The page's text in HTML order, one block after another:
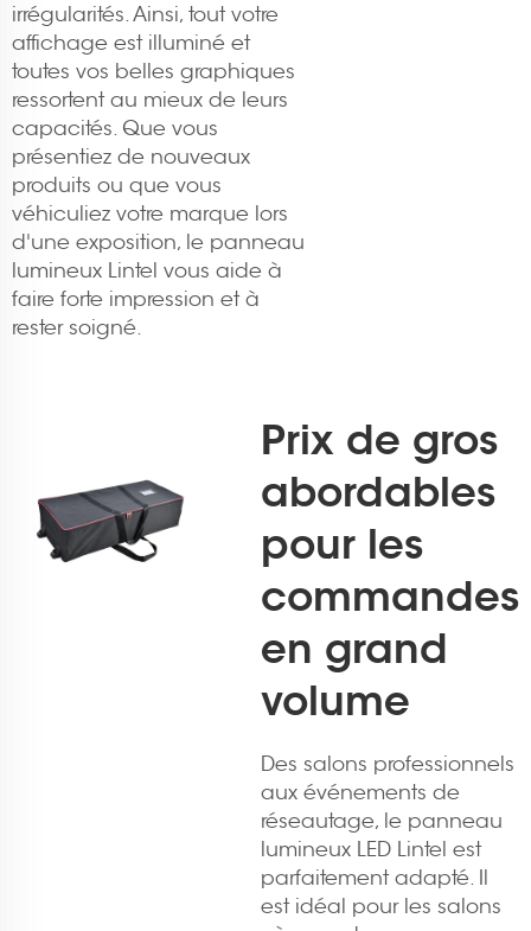
irrégularités. Ainsi, tout votre
affichage est illuminé et
toutes vos belles graphiques
ressortent au mieux de leurs
capacités. Que vous
présentiez de nouveaux
produits ou que vous
véhiculiez votre marque lors
d'une exposition, le panneau
lumineux Lintel vous aide à
faire forte impression et à
rester soigné.
Prix de gros
abordables
pour les
commandes
en grand
volume
Des salons professionnels
aux événements de
réseautage, le panneau
lumineux LED Lintel est
parfaitement adapté. Il
est idéal pour les salons